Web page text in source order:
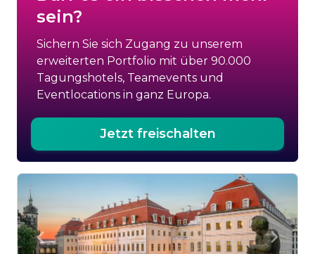
sein?
Sichern Sie sich Zugang zu unserem
erweiterten Portfolio mit über 90.000
Tagungshotels, Teamevents und
Eventlocations in ganz Europa.
Jetzt freischalten